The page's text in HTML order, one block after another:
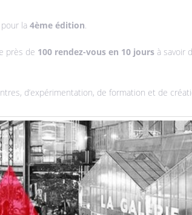
la 4ème édition
près de 100 rendez-vous en 10 jours à savoir
d’expérimentation, de formation et de